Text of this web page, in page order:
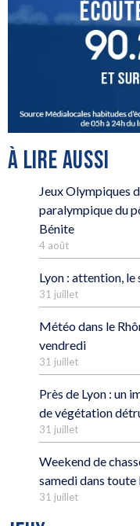
À LIRE AUSSI
Jeux Olympiques
paralympique du
Bénite
4 août
Lyon : attention,
31 juillet
Météo dans le
vendredi
31 juillet
Près de Lyon : un
de végétation
31 juillet
Weekend de
samedi dans toute
31 juillet